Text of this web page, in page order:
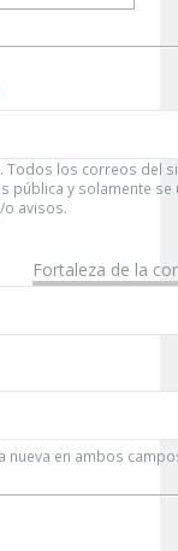
los correos del
pública y solamente se
o avisos.
Fortaleza de la
nueva en ambos